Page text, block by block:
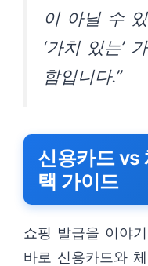
이 아닐 수
‘가치 있는’
함입니다.”
신용카드 vs
택 가이드
쇼핑 발급을 이야
바로 신용카드와